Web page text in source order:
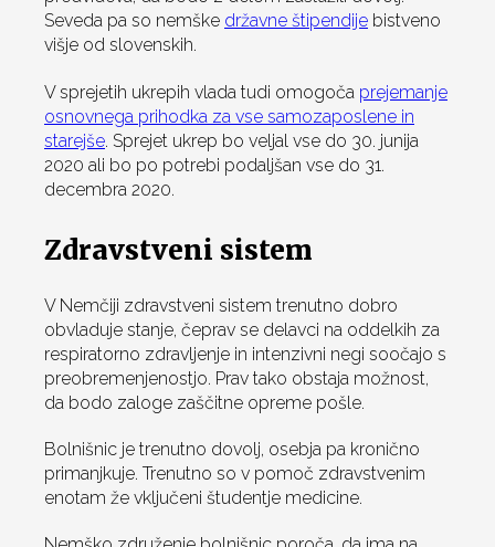
Seveda pa so nemške državne štipendije bistveno
višje od slovenskih.
V sprejetih ukrepih vlada tudi omogoča prejemanje
osnovnega prihodka za vse samozaposlene in
starejše. Sprejet ukrep bo veljal vse do 30. junija
2020 ali bo po potrebi podaljšan vse do 31.
decembra 2020.
Zdravstveni sistem
V Nemčiji zdravstveni sistem trenutno dobro
obvladuje stanje, čeprav se delavci na oddelkih za
respiratorno zdravljenje in intenzivni negi soočajo s
preobremenjenostjo. Prav tako obstaja možnost,
da bodo zaloge zaščitne opreme pošle.
Bolnišnic je trenutno dovolj, osebja pa kronično
primanjkuje. Trenutno so v pomoč zdravstvenim
enotam že vključeni študentje medicine.